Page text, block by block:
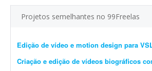
Projetos semelhantes no 99Freelas
Edição de vídeo e motion design para